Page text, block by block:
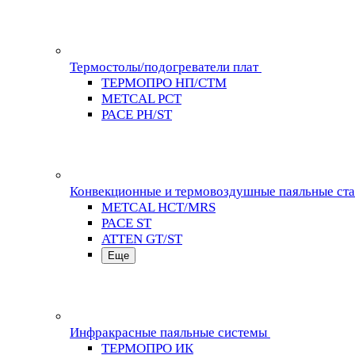
Термостолы/подогреватели плат
ТЕРМОПРО НП/СТМ
METCAL PCT
PACE PH/ST
Конвекционные и термовоздушные паяльные
METCAL HCT/MRS
PACE ST
ATTEN GT/ST
Еще
Инфракрасные паяльные системы
ТЕРМОПРО ИК